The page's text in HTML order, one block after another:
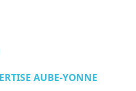
AUBE-YONNE